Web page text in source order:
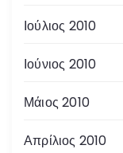
Ιούλιος 2010
Ιούνιος 2010
Μάιος 2010
Απρίλιος 2010